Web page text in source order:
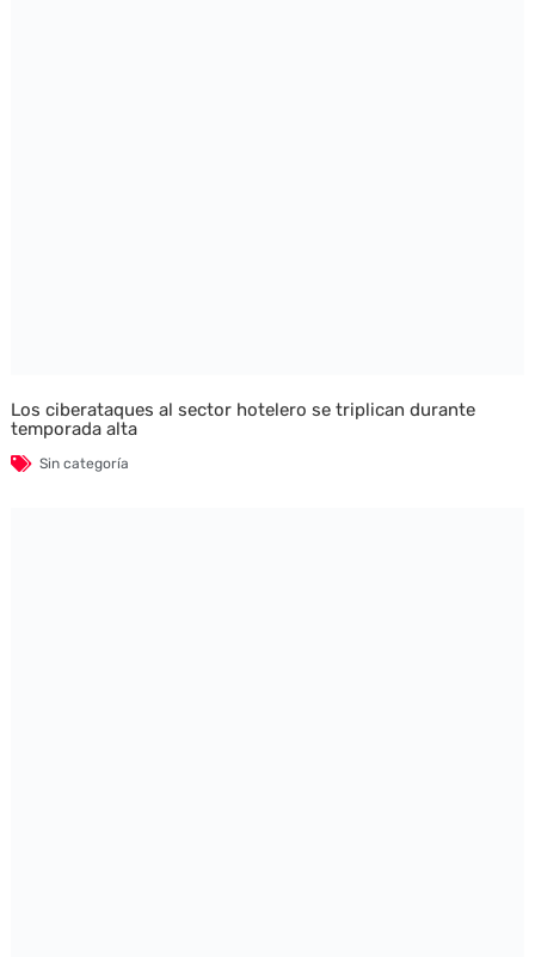
Los ciberataques al sector hotelero se triplican durante
temporada alta
Sin categoría